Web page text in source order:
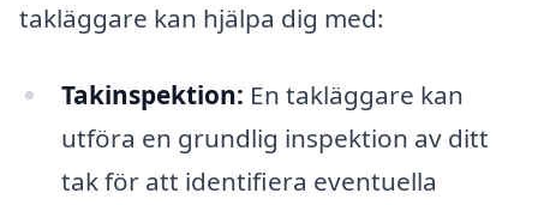
takläggare kan hjälpa dig med:
Takinspektion: En takläggare kan
utföra en grundlig inspektion av ditt
tak för att identifiera eventuella